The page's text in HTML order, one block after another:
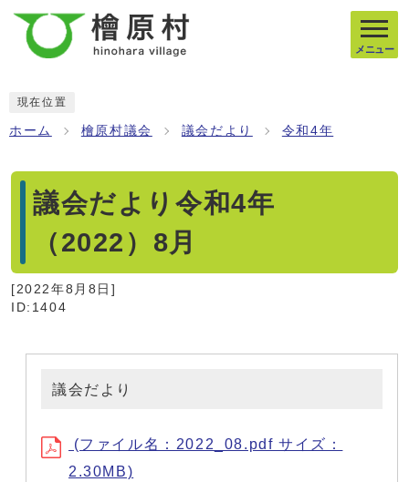
メニュー
現在位置
ホーム 檜原村議会 議会だより 令和4年
議会だより令和4年
（2022）8月
[2022年8月8日]
ID:1404
議会だより
(ファイル名：2022_08.pdf サイズ：
2.30MB)